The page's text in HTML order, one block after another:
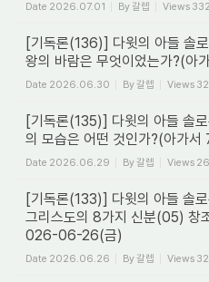
Date 2026.07.01 By갈렙 Views 332
[기독론(136)] 다윗의 아들 솔
왕의 바람은 무엇이었는가?(
Date 2026.06.30 By갈렙 Views
[기독론(135)] 다윗의 아들 솔
의 모습은 어떤 것인가?(아가
Date 2026.06.29 By갈렙 Views
[기독론(133)] 다윗의 아들 솔
그리스도의 8가지 신분(05) 창
026-06-26(금)
Date 2026.06.26 By갈렙 Views